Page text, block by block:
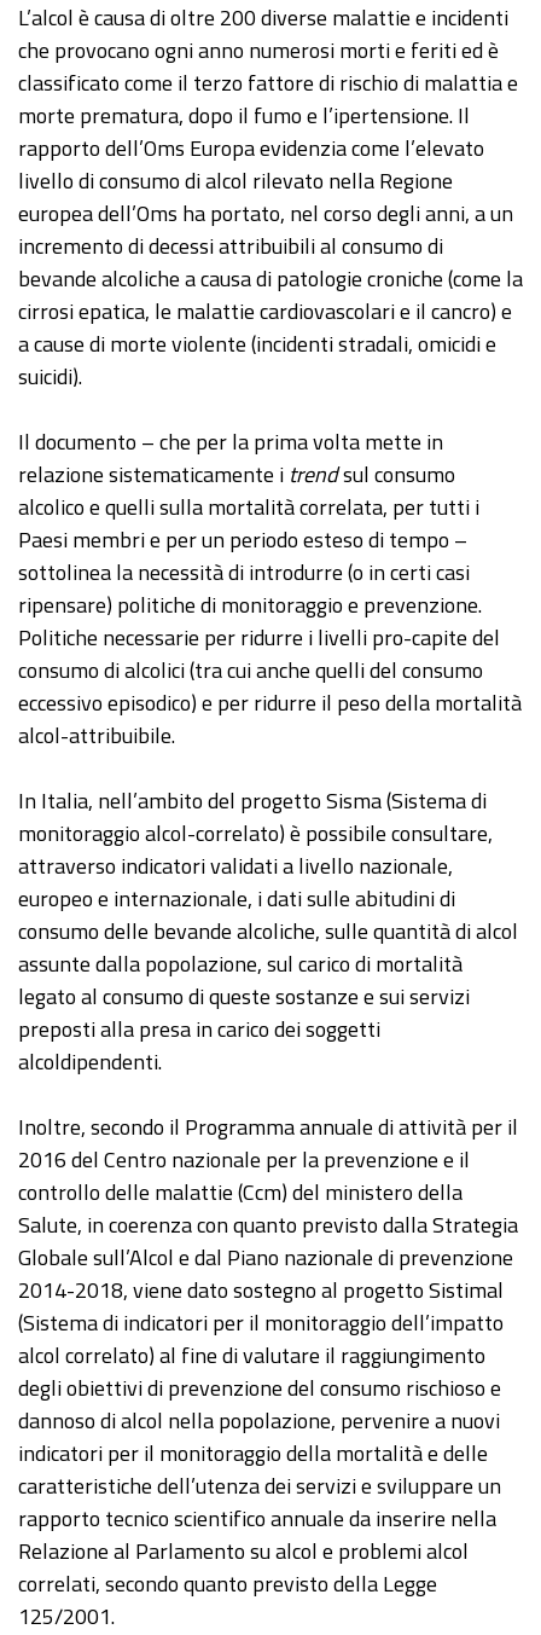
L’alcol è causa di oltre 200 diverse malattie e incidenti
che provocano ogni anno numerosi morti e feriti ed è
classificato come il terzo fattore di rischio di malattia e
morte prematura, dopo il fumo e l’ipertensione. Il
rapporto dell’Oms Europa evidenzia come l’elevato
livello di consumo di alcol rilevato nella Regione
europea dell’Oms ha portato, nel corso degli anni, a un
incremento di decessi attribuibili al consumo di
bevande alcoliche a causa di patologie croniche (come la
cirrosi epatica, le malattie cardiovascolari e il cancro) e
a cause di morte violente (incidenti stradali, omicidi e
suicidi).
Il documento – che per la prima volta mette in
relazione sistematicamente i trendsul consumo
alcolico e quelli sulla mortalità correlata, per tutti i
Paesi membri e per un periodo esteso di tempo –
sottolinea la necessità di introdurre (o in certi casi
ripensare) politiche di monitoraggio e prevenzione.
Politiche necessarie per ridurre i livelli pro-capite del
consumo di alcolici (tra cui anche quelli del consumo
eccessivo episodico) e per ridurre il peso della mortalità
alcol-attribuibile.
In Italia, nell’ambito del progetto Sisma (Sistema di
monitoraggio alcol-correlato) è possibile consultare,
attraverso indicatori validati a livello nazionale,
europeo e internazionale, i dati sulle abitudini di
consumo delle bevande alcoliche, sulle quantità di alcol
assunte dalla popolazione, sul carico di mortalità
legato al consumo di queste sostanze e sui servizi
preposti alla presa in carico dei soggetti
alcoldipendenti.
Inoltre, secondo il Programma annuale di attività per il
2016 del Centro nazionale per la prevenzione e il
controllo delle malattie (Ccm) del ministero della
Salute, in coerenza con quanto previsto dalla Strategia
Globale sull’Alcol e dal Piano nazionale di prevenzione
2014-2018, viene dato sostegno al progetto Sistimal
(Sistema di indicatori per il monitoraggio dell’impatto
alcol correlato) al fine di valutare il raggiungimento
degli obiettivi di prevenzione del consumo rischioso e
dannoso di alcol nella popolazione, pervenire a nuovi
indicatori per il monitoraggio della mortalità e delle
caratteristiche dell’utenza dei servizi e sviluppare un
rapporto tecnico scientifico annuale da inserire nella
Relazione al Parlamento su alcol e problemi alcol
correlati, secondo quanto previsto della Legge
125/2001.